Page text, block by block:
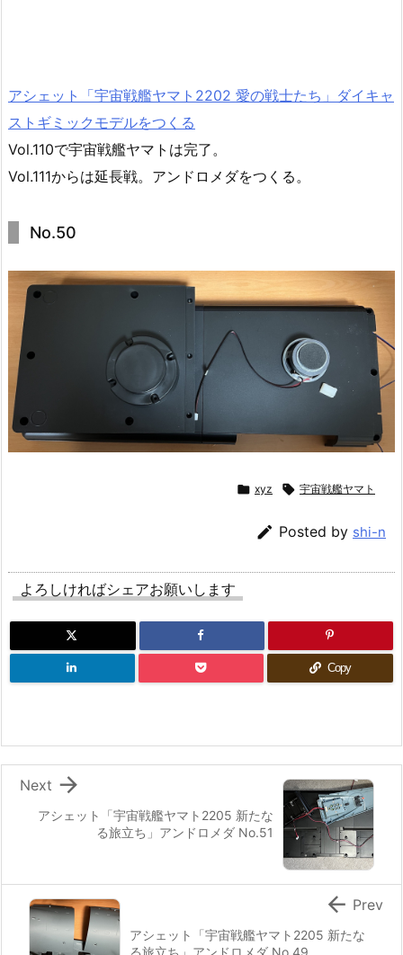
アシェット「宇宙戦艦ヤマト2202 愛の戦士たち」ダイキャ
ストギミックモデルをつくる
Vol.110で宇宙戦艦ヤマトは完了。
Vol.111からは延長戦。アンドロメダをつくる。
No.50
 xyz  宇宙戦艦ヤマト
 Posted by shi-n
よろしければシェアお願いします
Copy
アシェット「宇宙戦艦ヤマト2205 新たな
る旅立ち」アンドロメダ No.51

Next
アシェット「宇宙戦艦ヤマト2205 新たな
 Prev